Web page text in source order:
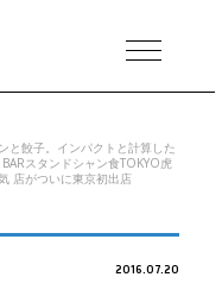
MENU
と餃子。インパクトと計算した
スタンドシャン食TOKYO虎
店がついに東京初出店
2016.07.20